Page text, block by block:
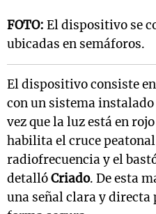
FOTO: El dispositivo se
ubicadas en semáforos.
El dispositivo consiste
con un sistema
vez que la luz está en
habilita el cruce
radiofrecuencia y el
detallóCriado. De esta
una señal clara y directa